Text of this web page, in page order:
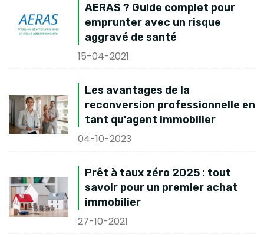
AERAS ? Guide complet pour
emprunter avec un risque
aggravé de santé
15-04-2021
Les avantages de la
reconversion professionnelle en
tant qu'agent immobilier
04-10-2023
Prêt à taux zéro 2025 : tout
savoir pour un premier achat
immobilier
27-10-2021